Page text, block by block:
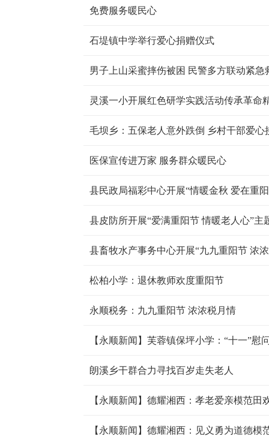
免费服务暖民心
石堤镇中学举行爱心捐赠仪式
男子上山采蜜摔伤被困 民警多方联动紧急
灵溪一小开展红色研学实践活动传承革命
毛坝乡：五保老人意外跌倒 乡村干部爱心
医保宣传进万家 服务群众暖民心
县民政局福彩中心开展“情暖金秋 爱在重
县皮防所开展“爱满重阳节 情暖老人心”主
县畜牧水产事务中心开展“九九重阳节 浓
松柏小学：退休教师欢度重阳节
永顺税务：九九重阳节 浓浓税月情
【永顺新闻】芙蓉镇保坪小学：“十一”慰
朗溪乡干群合力寻找百岁走失老人
【永顺新闻】德耀湘西：孝老爱亲模范田
【永顺新闻】德耀湘西：见义勇为道德模